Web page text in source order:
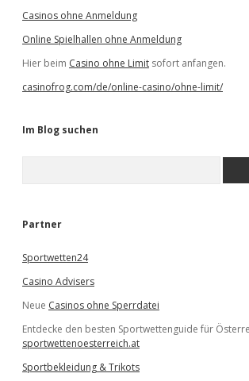
Casinos ohne Anmeldung
Online Spielhallen ohne Anmeldung
Hier beim Casino ohne Limit sofort anfangen.
casinofrog.com/de/online-casino/ohne-limit/
Im Blog suchen
e
Partner
Sportwetten24
Casino Advisers
Neue Casinos ohne Sperrdatei
Entdecke den besten Sportwettenguide für
sportwettenoesterreich.at
Sportbekleidung & Trikots